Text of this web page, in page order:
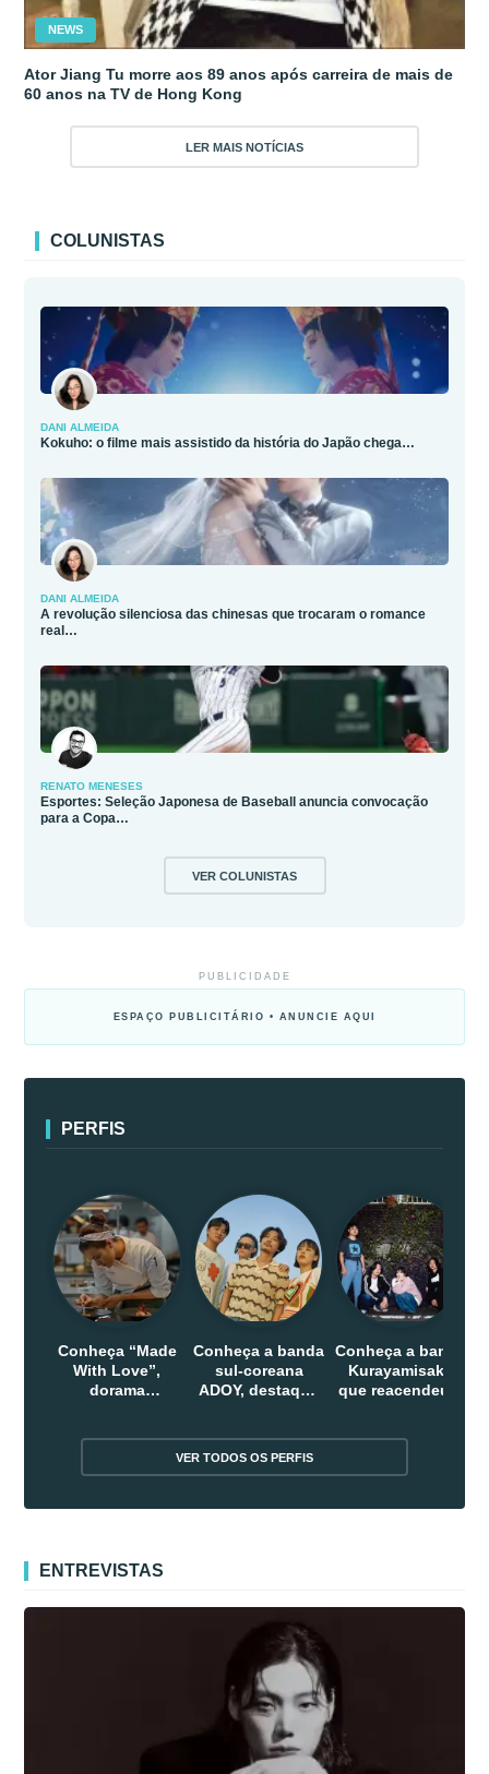
NEWS
Ator Jiang Tu morre aos 89 anos após carreira de mais de
60 anos na TV de Hong Kong
LER MAIS NOTÍCIAS
COLUNISTAS
DANI ALMEIDA
Kokuho: o filme mais assistido da história do Japão chega…
DANI ALMEIDA
A revolução silenciosa das chinesas que trocaram o romance
real…
RENATO MENESES
Esportes: Seleção Japonesa de Baseball anuncia convocação
para a Copa…
VER COLUNISTAS
PUBLICIDADE
ESPAÇO PUBLICITÁRIO • ANUNCIE AQUI
PERFIS
Conheça “Made
With Love”,
dorama
Conheça a banda
sul-coreana
ADOY, destaque
Conheça a banda
Kurayamisaka
que reacendeu o
VER TODOS OS PERFIS
ENTREVISTAS